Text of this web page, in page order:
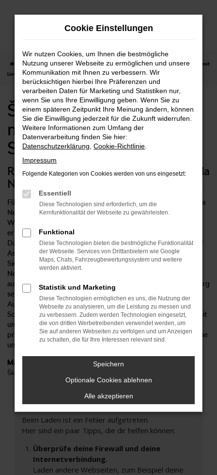
Zum
Startseite Schorndorf Škoda Škoda Scala
Škoda Scala Neuwagen mit
Lieferservice nach Schorndorf
Škoda Scala Neuwagen
mit Lieferservice nach
Schorndorf
Rundum sorglos mit einem Škoda Scala
Neuwagen in Schorndorf
Für Fahrten in Schorndorf und Umgebung ist ein Škoda Scala
Neuwagen die bestmögliche Wahl. Sie profitieren auf diese
Weise von sämtlichen Vorzügen, die das Modell bietet und
erhalten ein Fahrzeug aus der aktuellen Modellgeneration.
Damit verbunden sind natürlich auch die aktuellen Extras und
Assistenzsysteme sowie die umfangreiche
Sicherheitsausstattung. Fakt ist, dass der Škoda Scala
Neuwagen in jeder Modellgeneration verbessert wurde und
auch gegenüber der Konkurrenz punktet. Beim Autohaus Sorg
setzen wir mit einem unschlagbar günstigen Preis noch ein
Ausrufezeichen dahinter. Mit unserem Lieferservice nach
Schorndorf und Umgebung steigen Sie in ein Modell, das weit
unter dem Listenpreis angeboten wird. Darüber hinaus
profitieren Sie von unserer Erfahrung und dürfen sich auf eine
umfangreiche und faire Beratung freuen.
Marken
Škoda
Fehler: Network Error
Beim Laden ist ein Fehler aufgetreten.
Hier sind ein paar Tipps, die dir helfen können:
Überprüfe deine Firewall und deine
Internetverbindung.
Laden andere Webseiten, zum Beispiel deine
Cookie Einstellungen
Wir nutzen Cookies, um Ihnen die bestmögliche
Nutzung unserer Webseite zu ermöglichen und unsere
Kommunikation mit Ihnen zu verbessern. Wir
berücksichtigen hierbei Ihre Präferenzen und
verarbeiten Daten für Marketing und Statistiken nur,
wenn Sie uns Ihre Einwilligung geben. Wenn Sie zu
einem späteren Zeitpunkt Ihre Meinung ändern, können
Sie die Einwilligung jederzeit für die Zukunft widerrufen.
Weitere Informationen zum Umfang der
Datenverarbeitung finden Sie hier:
Datenschutzerklärung Cookie-Richtlinie
Impressum
Folgende Kategorien von Cookies werden von uns eingesetzt:
Essentiell
Diese Technologien sind erforderlich, um die
Kernfunktionalität der Webseite zu gewährleisten.
Funktional
Diese Technologien bieten die bestmögliche Funktionalität
der Webseite. Services von Drittanbietern wie Google
Maps, Chats, Fahrzeugbewertungssystem und weitere
werden aktiviert.
Statistik und Marketing
Diese Technologien ermöglichen es uns, die Nutzung der
Webseite zu analysieren, um die Leistung zu messen und
zu verbessern. Zudem werden Technologien eingesetzt,
die von dritten Werbetreibenden verwendet werden, um
Sie auf anderen Webseiten zu verfolgen und um Anzeigen
zu schalten, die für Ihre Interessen relevant sind.
Speichern
Optionale Cookies ablehnen
Alle akzeptieren